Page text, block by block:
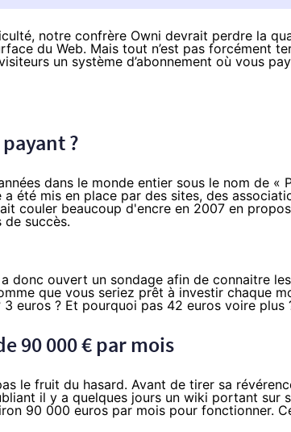
, notre confrère Owni devrait perdre la
du Web. Mais tout n’est pas forcément
un système d’abonnement où vous
?
dans le monde entier sous le nom de «
été mis en place par des sites, des
couler beaucoup d'encre en 2007 en
de succès.
donc ouvert un sondage afin de connaitre
que vous seriez prêt à investir chaque
3 euros ? Et pourquoi pas 42 euros voire plus
90 000 € par mois
le fruit du hasard. Avant de tirer sa
il y a quelques jours un wiki portant sur
90 000 euros par mois pour fonctionner.